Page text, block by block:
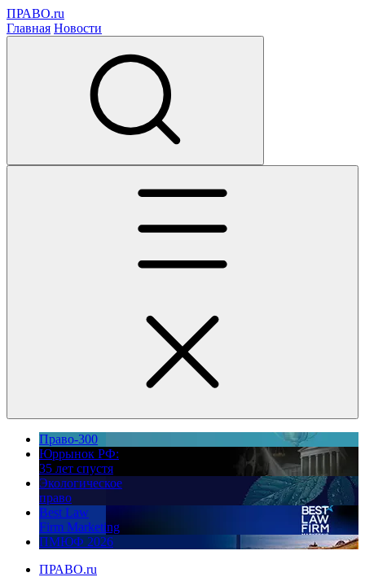
ПРАВО.ru
Главная Новости
Право-300
Юррынок РФ:
35 лет спустя
Экологическое
право
Best Law
Firm Marketing
ПМЮФ 2026
ПРАВО.ru